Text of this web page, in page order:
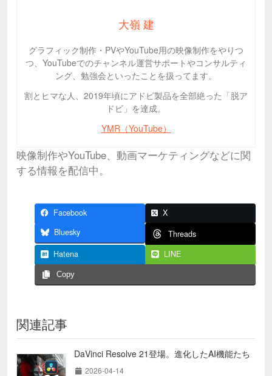
大嶺 建
グラフィック制作・PVやYouTube用の映像制作をやりつ
つ、YouTubeでのチャンネル運営サポートやコンサルティ
ング、勉強会といったことを扱ってます。
割とヒマな人、2019年頃にアドビ製品を全部絶った「脱ア
ドビ」を達成。
YMR（YouTube）
映像制作やYouTube、動画マーケティングなどに関
する情報を配信中。
Facebook
X
Bluesky
Threads
Hatena
LINE
Copy
関連記事
DaVinci Resolve 21登場。進化したAI機能たち
2026-04-14